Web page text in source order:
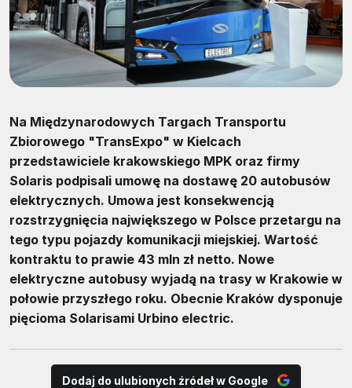
Na Międzynarodowych Targach Transportu
Zbiorowego "TransExpo" w Kielcach
przedstawiciele krakowskiego MPK oraz firmy
Solaris podpisali umowę na dostawę 20 autobusów
elektrycznych. Umowa jest konsekwencją
rozstrzygnięcia największego w Polsce przetargu na
tego typu pojazdy komunikacji miejskiej. Wartość
kontraktu to prawie 43 mln zł netto. Nowe
elektryczne autobusy wyjadą na trasy w Krakowie w
połowie przyszłego roku. Obecnie Kraków dysponuje
pięcioma Solarisami Urbino electric.
Dodaj do ulubionych źródeł w Google